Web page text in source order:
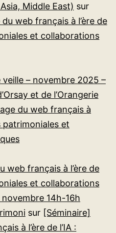
Middle East) sur
web français à l’ère de
et collaborations
veille – novembre 2025 –
et de l’Orangerie
du web français à
patrimoniales et
web français à l’ère de
et collaborations
14h-16h
sur [Séminaire]
à l’ère de l’IA :